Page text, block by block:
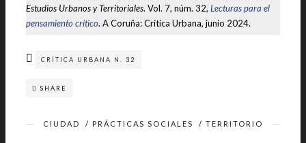
Estudios Urbanos y Territoriales. Vol. 7, núm. 32, Lecturas para el
pensamiento crítico. A Coruña: Crítica Urbana, junio 2024.
CRÍTICA URBANA N. 32
SHARE
CIUDAD / PRÁCTICAS SOCIALES / TERRITORIO